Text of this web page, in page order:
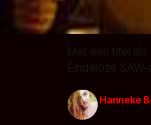
Met een titel
Eindeloze
Hanneke